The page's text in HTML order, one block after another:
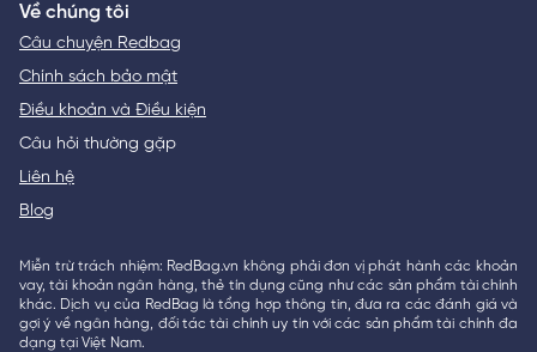
Về chúng tôi
Câu chuyện Redbag
Chính sách bảo mật
Điều khoản và Điều kiện
Câu hỏi thường gặp
Liên hệ
Blog
Miễn trừ trách nhiệm: RedBag.vn không phải đơn vị phát hành các khoản
vay, tài khoản ngân hàng, thẻ tín dụng cũng như các sản phẩm tài chính
khác. Dịch vụ của RedBag là tổng hợp thông tin, đưa ra các đánh giá và
gợi ý về ngân hàng, đối tác tài chính uy tín với các sản phẩm tài chính đa
dạng tại Việt Nam.